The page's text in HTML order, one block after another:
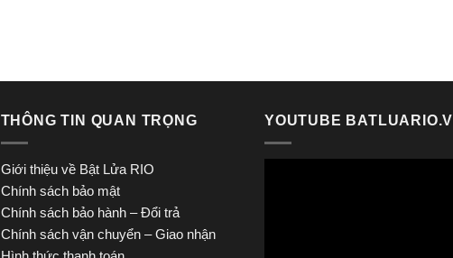
THÔNG TIN QUAN TRỌNG
Giới thiệu về Bật Lửa RIO
Chính sách bảo mật
Chính sách bảo hành – Đổi trả
Chính sách vận chuyển – Giao nhận
YOUTUBE